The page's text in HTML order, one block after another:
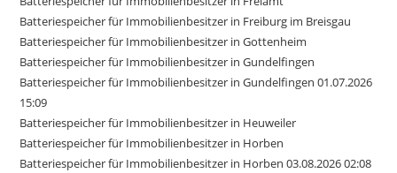
Batteriespeicher für Immobilienbesitzer in Freiburg im Breisgau
Batteriespeicher für Immobilienbesitzer in Gottenheim
Batteriespeicher für Immobilienbesitzer in Gundelfingen
Batteriespeicher für Immobilienbesitzer in Gundelfingen 01.07.2026
15:09
Batteriespeicher für Immobilienbesitzer in Heuweiler
Batteriespeicher für Immobilienbesitzer in Horben
Batteriespeicher für Immobilienbesitzer in Horben 03.08.2026 02:08